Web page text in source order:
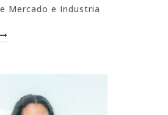
Mercado e Industria